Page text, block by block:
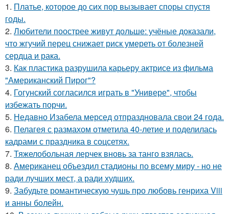
1. Платье, которое до сих пор вызывает споры спустя
годы.
2. Любители поострее живут дольше: учёные доказали,
что жгучий перец снижает риск умереть от болезней
сердца и рака.
3. Как пластика разрушила карьеру актрисе из фильма
"Американский Пирог"?
4. Гогунский согласился играть в "Универе", чтобы
избежать порчи.
5. Недавно Изабела мерсед отпраздновала свои 24 года.
6. Пелагея с размахом отметила 40-летие и поделилась
кадрами с праздника в соцсетях.
7. Тяжелобольная лерчек вновь за танго взялась.
8. Американец объездил стадионы по всему миру - но не
ради лучших мест, а ради худших.
9. Забудьте романтическую чушь про любовь генриха Viii
и анны болейн.